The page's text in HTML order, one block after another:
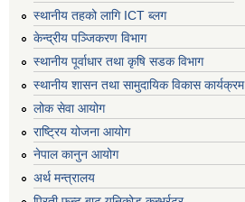
स्थानीय तहको लागि ICT ब्लग
केन्द्रीय पञ्जिकरण विभाग
स्थानीय पूर्वाधार तथा कृषि सडक विभाग
स्थानीय शासन तथा सामुदायिक विकास कार्यक्रम
लोक सेवा आयोग
राष्ट्रिय योजना आयोग
नेपाल कानुन आयोग
अर्थ मन्त्रालय